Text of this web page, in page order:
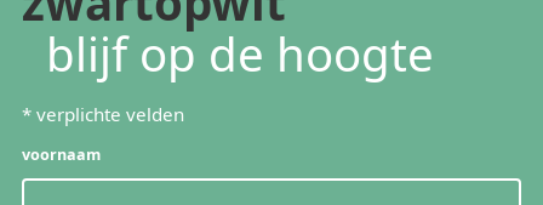
blijf op de hoogte
* verplichte velden
voornaam